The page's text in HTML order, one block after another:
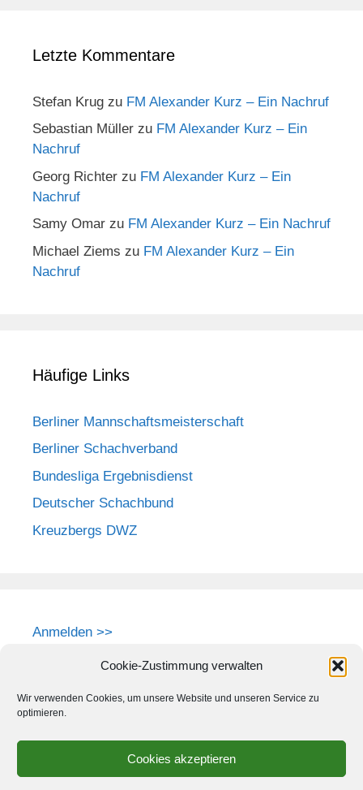
Cookie-Zustimmung verwalten
Wir verwenden Cookies, um unsere Website und unseren Service zu
optimieren.
Cookies akzeptieren
Letzte Kommentare
Stefan Krug zu FM Alexander Kurz – Ein Nachruf
Sebastian Müller zu FM Alexander Kurz – Ein
Nachruf
Georg Richter zu FM Alexander Kurz – Ein
Nachruf
Samy Omar zu FM Alexander Kurz – Ein Nachruf
Michael Ziems zu FM Alexander Kurz – Ein
Nachruf
Häufige Links
Berliner Mannschaftsmeisterschaft
Berliner Schachverband
Bundesliga Ergebnisdienst
Deutscher Schachbund
Kreuzbergs DWZ
Anmelden >>